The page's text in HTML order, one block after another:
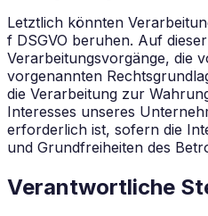
Letztlich könnten
f DSGVO beruhen. Auf
Verarbeitungsvorgänge, die
vorgenannten
die Verarbeitung zur
Interesses unseres
erforderlich ist, sofern die
und Grundfreiheiten des
Verantwortliche